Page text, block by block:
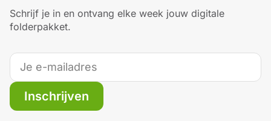
Schrijf je in en ontvang elke week jouw digitale
folderpakket.
Inschrijven